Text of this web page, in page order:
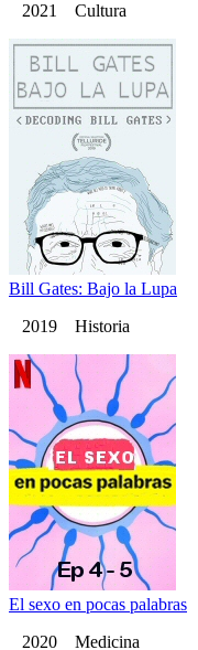
2021 Cultura
Bill Gates: Bajo la Lupa
2019 Historia
El sexo en pocas palabras
2020 Medicina